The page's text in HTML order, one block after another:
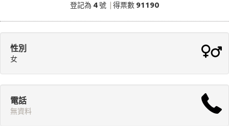
登記為 4號 得票數 91190
性別
女
電話
無資料